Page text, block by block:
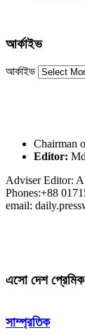
আর্কাইভ
আর্কাইভ
Chairman
Editor:
Adviser Editor:
Phones:+88
email:
এসো দেশ প্রেমিক
সাম্প্রতিক